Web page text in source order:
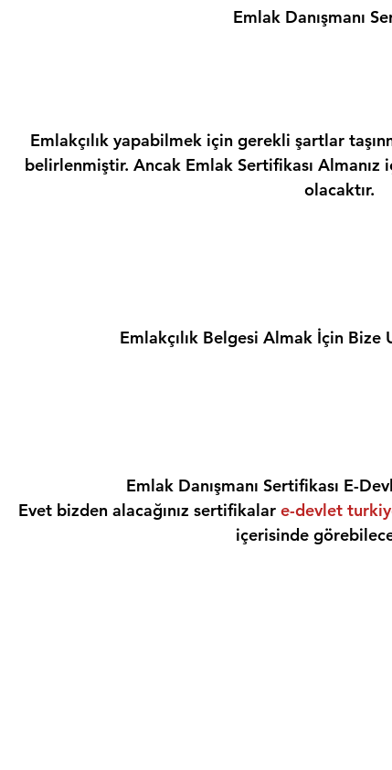
Emlak Danışmanı
Emlakçılık yapabilmek için gerekli şartlar
belirlenmiştir. Ancak Emlak Sertifikası
olacaktır.
Emlakçılık Belgesi Almak İçin Bize
Emlak Danışmanı Sertifikası E-
Evet bizden alacağınız sertifikalar e-devlet
içerisinde